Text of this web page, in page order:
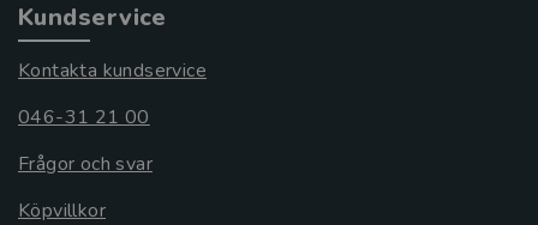
Kundservice
Kontakta kundservice
046-31 21 00
Frågor och svar
Köpvillkor